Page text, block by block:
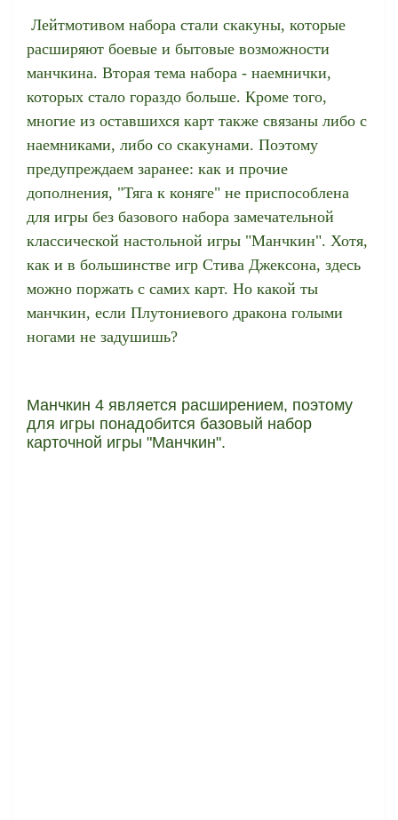
Лейтмотивом набора стали скакуны, которые
расширяют боевые и бытовые возможности
манчкина. Вторая тема набора - наемнички,
которых стало гораздо больше. Кроме того,
многие из оставшихся карт также связаны либо с
наемниками, либо со скакунами. Поэтому
предупреждаем заранее: как и прочие
дополнения, "Тяга к коняге" не приспособлена
для игры без базового набора замечательной
классической настольной игры "Манчкин". Хотя,
как и в большинстве игр Стива Джексона, здесь
можно поржать с самих карт. Но какой ты
манчкин, если Плутониевого дракона голыми
ногами не задушишь?
Манчкин 4 является расширением, поэтому
для игры понадобится базовый набор
карточной игры "Манчкин".